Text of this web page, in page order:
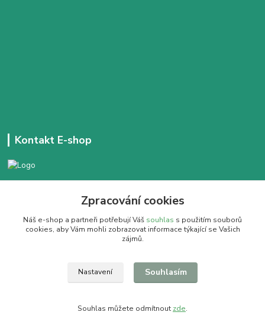
Kontakt E-shop
Denně 14:00 - 21:30 hod
dobracajovnafm@gmail.com
Pít dobrý čaj se vyplatí
Zpracování cookies
Náš e-shop a partneři potřebují Váš souhlas s použitím souborů
cookies, aby Vám mohli zobrazovat informace týkající se Vašich
zájmů.
Nastavení Souhlasím
Souhlas můžete odmítnout zde.